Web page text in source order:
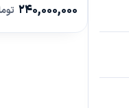
214
3
240,000,000